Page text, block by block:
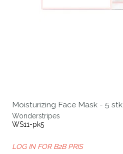
Moisturizing Face Mask - 5 stk.
Wonderstripes
WS11-pk5
LOG IN FOR B2B PRIS